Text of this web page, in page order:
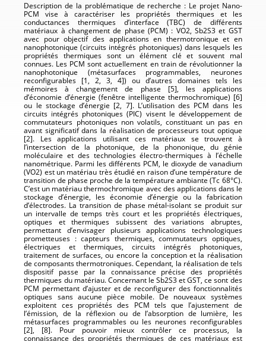
Description de la problématique de recherche : Le projet Nano-
PCM vise à caractériser les propriétés thermiques et les
conductances thermiques d’interface (TBC) de différents
matériaux à changement de phase (PCM) : VO2, Sb2S3 et GST
avec pour objectif des applications en thermotronique et en
nanophotonique (circuits intégrés photoniques) dans lesquels les
propriétés thermiques sont un élément clé et souvent mal
connues. Les PCM sont actuellement en train de révolutionner la
nanophotonique (métasurfaces programmables, neurones
reconfigurables [1, 2, 3, 4]) ou d’autres domaines tels les
mémoires à changement de phase [5], les applications
d’économie d’énergie (fenêtre intelligente thermochromique) [6]
ou le stockage d’énergie [2, 7]. L’utilisation des PCM dans les
circuits intégrés photoniques (PIC) visent le développement de
commutateurs photoniques non volatils, constituant un pas en
avant significatif dans la réalisation de processeurs tout optique
[2]. Les applications utilisant ces matériaux se trouvent à
l’intersection de la photonique, de la phononique, du génie
moléculaire et des technologies électro-thermiques à l’échelle
nanométrique. Parmi les différents PCM, le dioxyde de vanadium
(VO2) est un matériau très étudié en raison d’une température de
transition de phase proche de la température ambiante (Tc 68°C).
C’est un matériau thermochromique avec des applications dans le
stockage d’énergie, les économie d’énergie ou la fabrication
d’électrodes. La transition de phase métal-isolant se produit sur
un intervalle de temps très court et les propriétés électriques,
optiques et thermiques subissent des variations abruptes,
permettant d’envisager plusieurs applications technologiques
prometteuses : capteurs thermiques, commutateurs optiques,
électriques et thermiques, circuits intégrés photoniques,
traitement de surfaces, ou encore la conception et la réalisation
de composants thermotroniques. Cependant, la réalisation de tels
dispositif passe par la connaissance précise des propriétés
thermiques du matériau. Concernant le Sb2S3 et GST, ce sont des
PCM permettant d’ajuster et de reconfigurer des fonctionnalités
optiques sans aucune pièce mobile. De nouveaux systèmes
exploitent ces propriétés des PCM tels que l’ajustement de
l’émission, de la réflexion ou de l’absorption de lumière, les
métasurfaces programmables ou les neurones reconfigurables
[2], [8]. Pour pouvoir mieux contrôler ce processus, la
connaissance des propriétés thermiques de ces matériaux est